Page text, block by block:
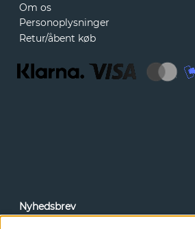
Om os
Personoplysninger
Retur/åbent køb
Nyhedsbrev